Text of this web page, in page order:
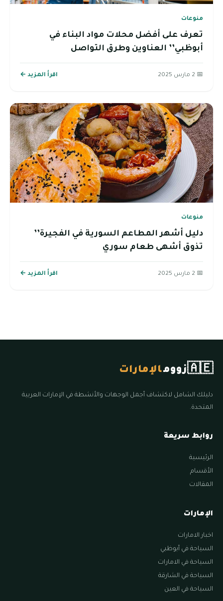
منوعات
تعرف على أفضل محلات مواد البناء في
أبوظبي’’ العناوين وطرق التواصل
📅 2 مارس 2025 اقرأ المزيد ←
منوعات
دليل أشهر المطاعم السورية في الفجيرة’’
تذوق أشهى طعام سوري
📅 2 مارس 2025 اقرأ المزيد ←
🇦🇪زوومالإمارات
دليلك الشامل لاكتشاف أجمل الوجهات والأنشطة في الإمارات العربية
المتحدة.
روابط سريعة
الرئيسية
الأقسام
المقالات
الإمارات
اخبار الامارات
السياحة في أبوظبي
السياحة في الامارات
السياحة في الشارقة
السياحة في العين